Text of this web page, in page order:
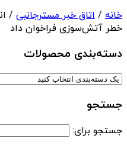
خانه / اتاق خبر مسترجانبی /
خطر آتش‌سوزی فراخوان داد
دسته‌بندی‌ محصولات
جستجو
جستجو برای: